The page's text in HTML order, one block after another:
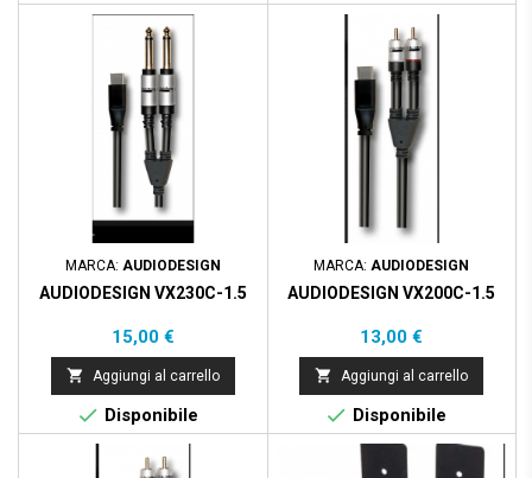
MARCA: AUDIODESIGN
AUDIODESIGN VX230C-1.5
Prezzo
15,00 €
 Aggiungi al carrello
 Disponibile
MARCA: AUDIODESIGN
AUDIODESIGN VX200C-1.5
Prezzo
13,00 €
 Aggiungi al carrello
 Disponibile